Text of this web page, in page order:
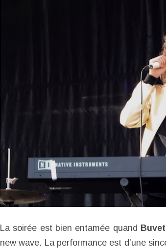
La soirée est bien entamée quand
new wave. La performance est d’une